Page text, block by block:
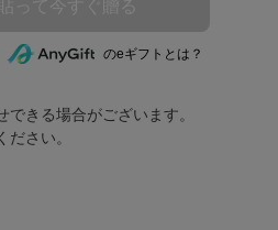
のeギフトとは？
きる場合がございます。
さい。